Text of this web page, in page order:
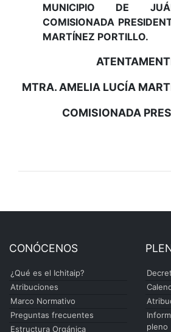
MUNICIPIO DE
COMISIONADA
MARTÍNEZ PORTILLO.
MTRA. AMELIA LUCÍA
COMISIONADA
CONÓCENOS
¿Qué es el Ichitaip?
Atribuciones
Marco Normativo
Preguntas frecuentes
Estructura Orgánica
pleno